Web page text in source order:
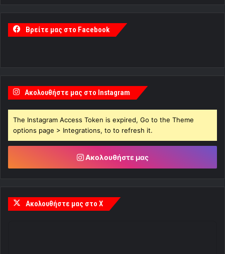
Βρείτε μας στο Facebook
Ακολουθήστε μας στο Instagram
The Instagram Access Token is expired, Go to the Theme
options page > Integrations, to to refresh it.
Ακολουθήστε μας
Ακολουθήστε μας στο X